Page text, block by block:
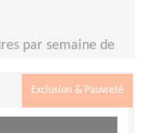
par semaine de
Exclusion & Pauvreté